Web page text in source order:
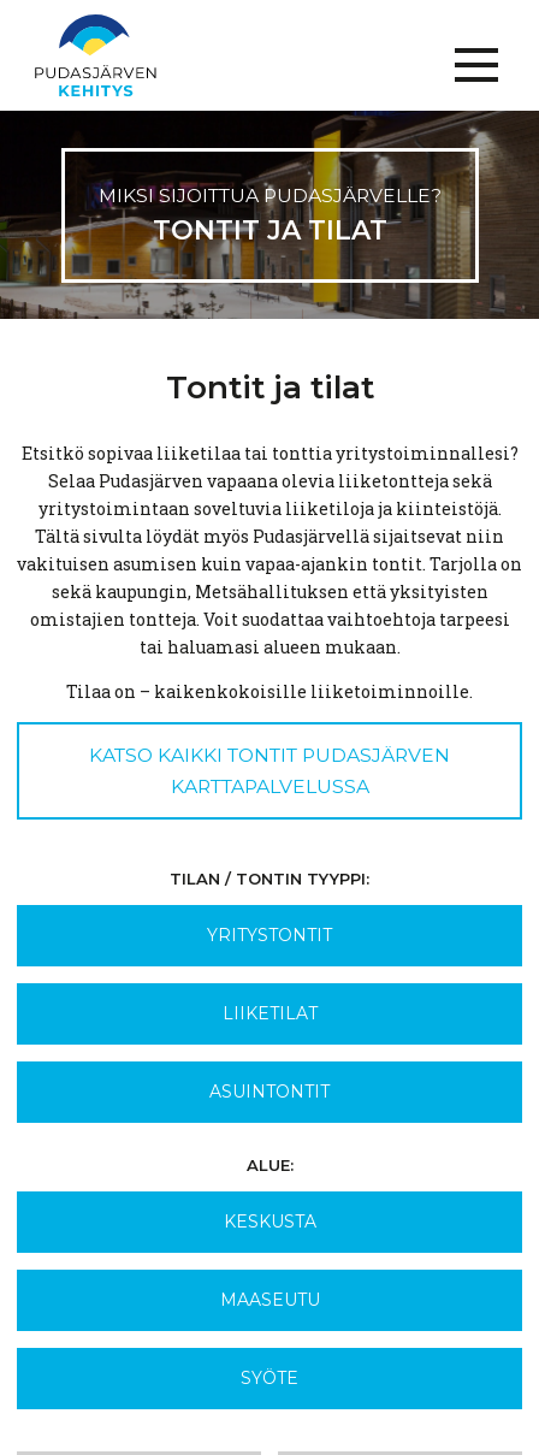
Menu
MIKSI SIJOITTUA PUDASJÄRVELLE?
TONTIT JA TILAT
Tontit ja tilat
Etsitkö sopivaa liiketilaa tai tonttia yritystoiminnallesi?
Selaa Pudasjärven vapaana olevia liiketontteja sekä
yritystoimintaan soveltuvia liiketiloja ja kiinteistöjä.
Tältä sivulta löydät myös Pudasjärvellä sijaitsevat niin
vakituisen asumisen kuin vapaa-ajankin tontit. Tarjolla on
sekä kaupungin, Metsähallituksen että yksityisten
omistajien tontteja. Voit suodattaa vaihtoehtoja tarpeesi
tai haluamasi alueen mukaan.
Tilaa on – kaikenkokoisille liiketoiminnoille.
KATSO KAIKKI TONTIT PUDASJÄRVEN
KARTTAPALVELUSSA
TILAN / TONTIN TYYPPI:
YRITYSTONTIT
LIIKETILAT
ASUINTONTIT
ALUE:
KESKUSTA
MAASEUTU
SYÖTE